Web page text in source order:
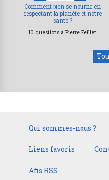
Comment bien se nourrir en
respectant la planète et notre
santé ?
10 questions à Pierre Feillet
Qui sommes-nous ?
Liens favoris
Afis RSS